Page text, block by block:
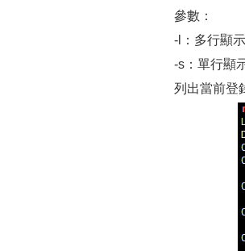
參數：
-l：多行顯示
-s：單行顯
列出當前登